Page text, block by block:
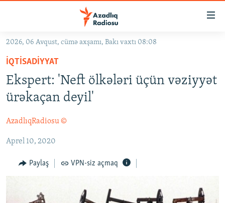
Əsas
qayıt
Əsas
naviqasiyaya
qayıt
Axtarışa
GÜNDƏM
#İZAHLA
KORRUPSIOMETR
#ƏSLINDƏ
FƏRQƏ BAX
QANUNI DOĞRU
ARAŞDIRMA
RADIO ARXIV
2026, 06 Avqust, cümə axşamı, Bakı vaxtı 08:08
İQTISADIYYAT
Ekspert: 'Neft ölkələri üçün vəziyyət
ürəkaçan deyil'
AzadlıqRadiosu ©
Aprel 10, 2020
Paylaş VPN-siz açmaq